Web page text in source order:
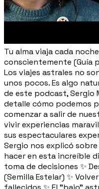
Tu alma viaja cada
conscientemente (Guía
Los viajes astrales no
unos pocos. Es algo
de este podcast, Sergio
detalle cómo podemos
comenzar a salir de
vivir experiencias
sus espectaculares
Sergio nos explicó
hacer en esta increíble
toma de decisiones ✨
(Semilla Estelar) ✨